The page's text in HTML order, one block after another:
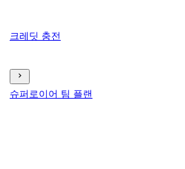
크레딧 충전
슈퍼로이어 팀 플랜